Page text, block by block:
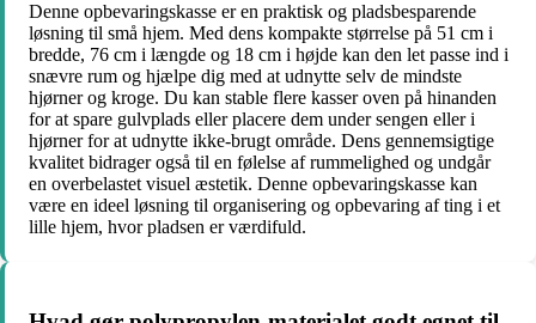
Denne opbevaringskasse er en praktisk og pladsbesparende
løsning til små hjem. Med dens kompakte størrelse på 51 cm i
bredde, 76 cm i længde og 18 cm i højde kan den let passe ind i
snævre rum og hjælpe dig med at udnytte selv de mindste
hjørner og kroge. Du kan stable flere kasser oven på hinanden
for at spare gulvplads eller placere dem under sengen eller i
hjørner for at udnytte ikke-brugt område. Dens gennemsigtige
kvalitet bidrager også til en følelse af rummelighed og undgår
en overbelastet visuel æstetik. Denne opbevaringskasse kan
være en ideel løsning til organisering og opbevaring af ting i et
lille hjem, hvor pladsen er værdifuld.